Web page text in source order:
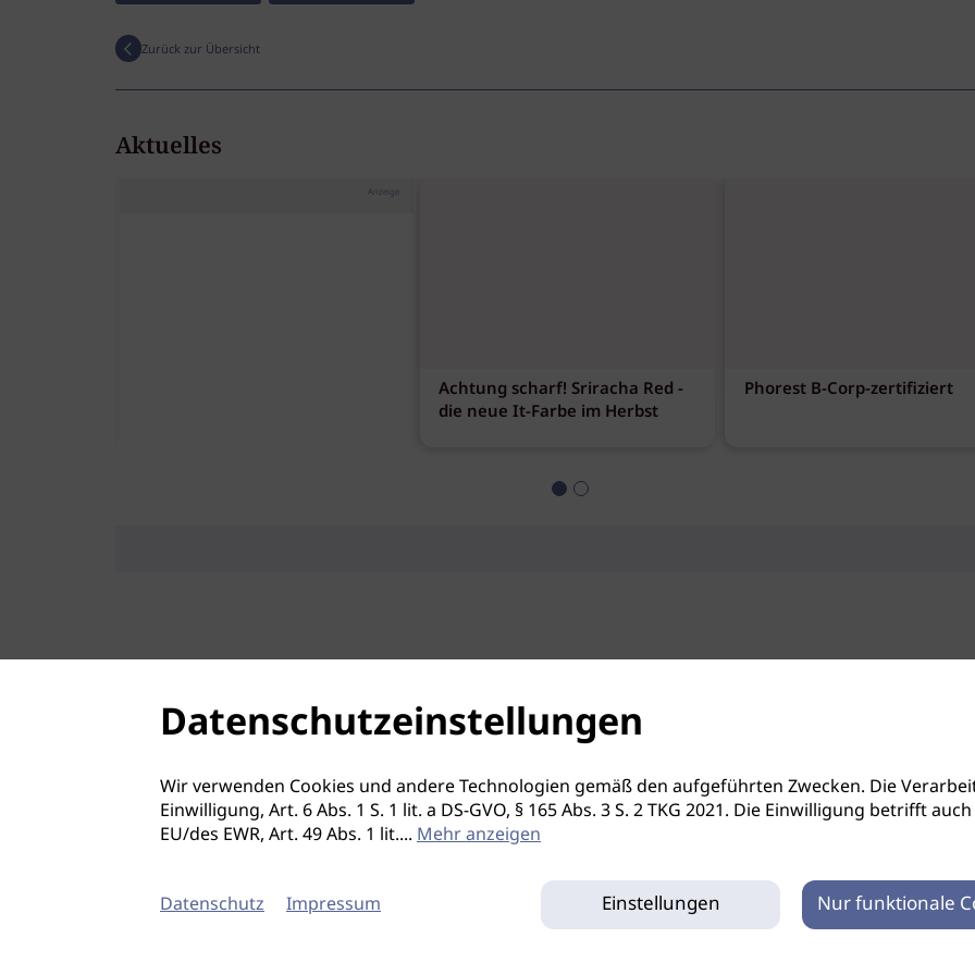
Zurück zur Übersicht
Aktuelles
Anzeige
Achtung scharf! Sriracha Red -
die neue It-Farbe im Herbst
Phorest B-Corp-zertifiziert
Datenschutzeinstellungen
Wir verwenden Cookies und andere Technologien gemäß den aufgeführten Zwecken. Die
Einwilligung, Art. 6 Abs. 1 S. 1 lit. a DS-GVO, § 165 Abs. 3 S. 2 TKG 2021. Die Einwilligung betrifft
EU/des EWR, Art. 49 Abs. 1 lit.... Mehr anzeigen
Datenschutz Impressum Einstellungen Nur funktionale